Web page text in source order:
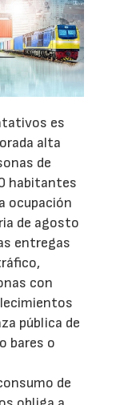
es
alta
de
habitantes
ocupación
de agosto
entregas
con
pública de
bares o
de